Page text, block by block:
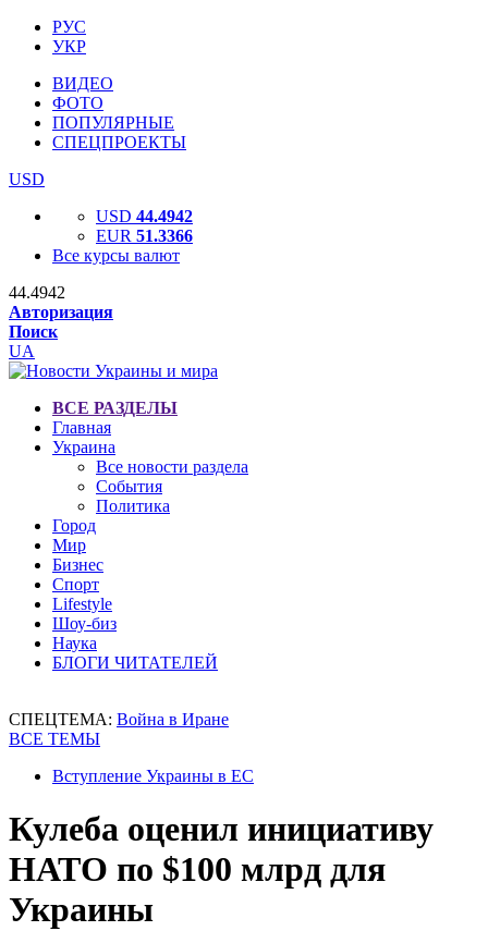
РУС
УКР
ВИДЕО
ФОТО
ПОПУЛЯРНЫЕ
СПЕЦПРОЕКТЫ
USD
USD 44.4942
EUR 51.3366
Все курсы валют
44.4942
Авторизация
Поиск
UA
ВСЕ РАЗДЕЛЫ
Главная
Украина
Все новости раздела
События
Политика
Город
Мир
Бизнес
Спорт
Lifestyle
Шоу-биз
Наука
БЛОГИ ЧИТАТЕЛЕЙ
СПЕЦТЕМА: Война в Иране
ВСЕ ТЕМЫ
Вступление Украины в ЕС
Кулеба оценил инициативу
НАТО по $100 млрд для
Украины